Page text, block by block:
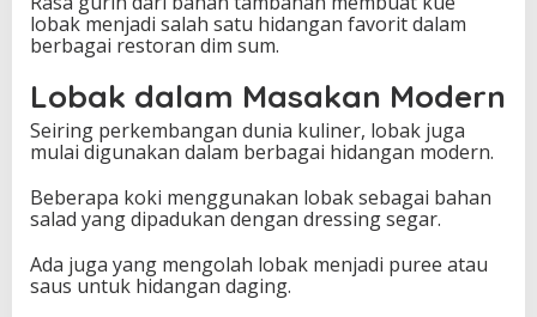
lobak menjadi salah satu hidangan favorit dalam
berbagai restoran dim sum.
Lobak dalam Masakan Modern
Seiring perkembangan dunia kuliner, lobak juga
mulai digunakan dalam berbagai hidangan modern.
Beberapa koki menggunakan lobak sebagai bahan
salad yang dipadukan dengan dressing segar.
Ada juga yang mengolah lobak menjadi puree atau
saus untuk hidangan daging.